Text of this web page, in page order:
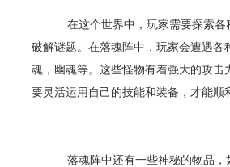
在这个世界中，玩家需要探索各
破解谜题。在落魂阵中，玩家会遭遇各
魂，幽魂等。这些怪物有着强大的攻击
要灵活运用自己的技能和装备，才能顺
落魂阵中还有一些神秘的物品，